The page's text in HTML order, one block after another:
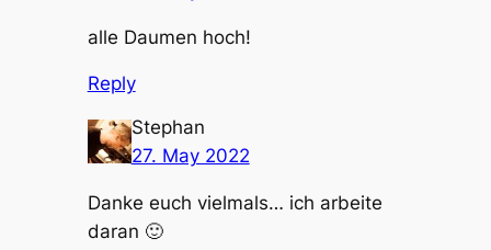
alle Daumen hoch!
Reply
Stephan
27. May 2022
Danke euch vielmals… ich arbeite
daran 🙂